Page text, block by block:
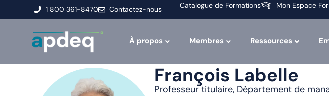
1 800 361-8470 Contactez-nous Catalogue de Formations Mon Espace
À propos Membres Ressources
François Labelle
Professeur titulaire, Département de